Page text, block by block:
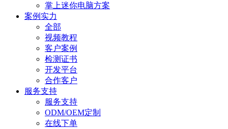
掌上迷你电脑方案
案例实力
全部
视频教程
客户案例
检测证书
开发平台
合作客户
服务支持
服务支持
ODM/OEM定制
在线下单